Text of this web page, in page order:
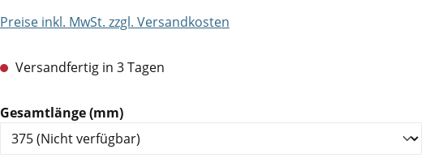
Preise inkl. MwSt. zzgl. Versandkosten
Versandfertig in 3 Tagen
Gesamtlänge (mm)auswählen